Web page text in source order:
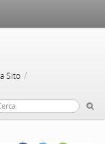
Sito /